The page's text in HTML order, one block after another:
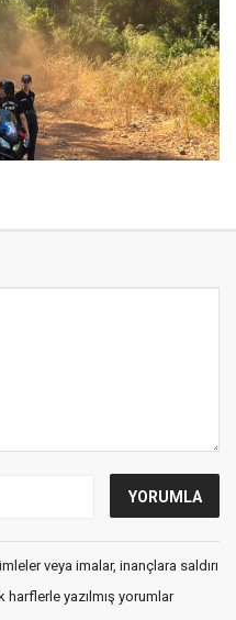
veya imalar, inançlara saldırı
harflerle yazılmış yorumlar